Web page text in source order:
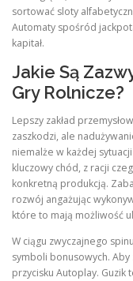
sortować sloty
Automaty spośród
kapitał.
Jakie Są
Gry Rolnicze?
Lepszy zakład
zaszkodzi, ale
niemalże w każdej
kluczowy chód, z racji
konkretną produkcją.
rozwój angażując
które to mają możliwość
W ciągu zwyczajnego
symboli bonusowych. Aby
przycisku Autoplay. Guzik